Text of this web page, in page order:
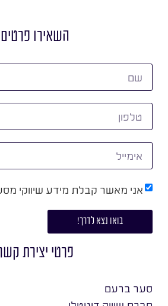
השאירו פרטים
אני מאשר קבלת מידע שיווקי
בואו נצא לדרך!
פרטי יצירת
סער ברעם